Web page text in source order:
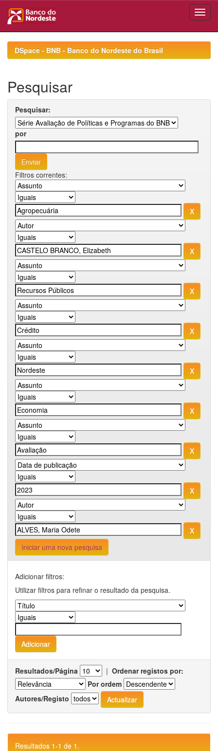
navigationDSpace - BNB - Banco do Nordeste do Brasil
Pesquisar
Pesquisar:
por
Filtros correntes:
Iniciar uma nova pesquisa
Adicionar filtros:
Utilizar filtros para refinar o resultado da pesquisa.
Resultados/Página | Ordenar registos por:
Por ordem
Autores/Registo
Resultados 1-1 de 1.